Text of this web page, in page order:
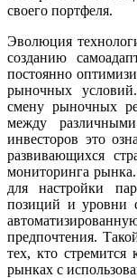
своего портфеля.
Эволюция
созданию
постоянно
рыночных
смену рыночных
между
инвесторов это
развивающихся
мониторинга
для настройки
позиций и уровни
предпочтения.
тех, кто стремится
рынках с